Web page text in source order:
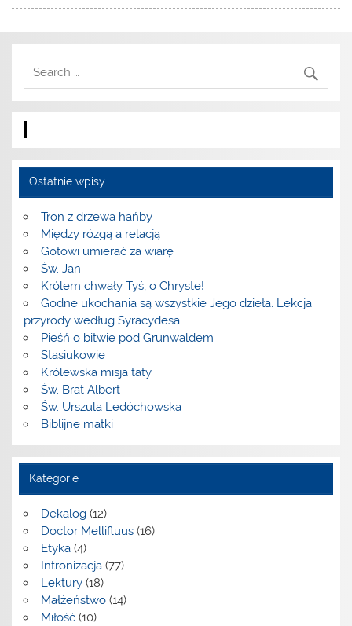
Ostatnie wpisy
Tron z drzewa hańby
Między rózgą a relacją
Gotowi umierać za wiarę
Św. Jan
Królem chwały Tyś, o Chryste!
Godne ukochania są wszystkie Jego dzieła. Lekcja
przyrody według Syracydesa
Pieśń o bitwie pod Grunwaldem
Stasiukowie
Królewska misja taty
Św. Brat Albert
Św. Urszula Ledóchowska
Biblijne matki
Kategorie
Dekalog(12)
Doctor Mellifluus(16)
Etyka(4)
Intronizacja(77)
Lektury(18)
Małżeństwo(14)
Miłość(10)